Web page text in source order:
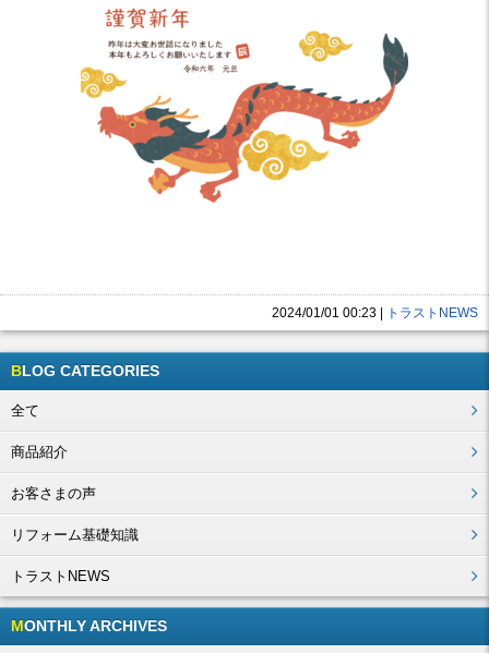
2024/01/01 00:23 | トラストNEWS
BLOG CATEGORIES
全て
商品紹介
お客さまの声
リフォーム基礎知識
トラストNEWS
MONTHLY ARCHIVES